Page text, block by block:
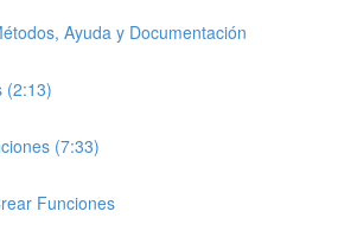
Ayuda y Documentación
(2:13)
(7:33)
Funciones